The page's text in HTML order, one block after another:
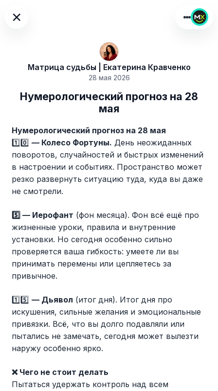
×
Матрица судьбы | Екатерина Кравченко
28 мая 2026
Нумерологический прогноз на 28
мая
Нумерологический прогноз на 28 мая
1️⃣0️⃣ — Колесо Фортуны. День неожиданных
поворотов, случайностей и быстрых изменений
в настроении и событиях. Пространство может
резко развернуть ситуацию туда, куда вы даже
не смотрели.
5️⃣ — Иерофант (фон месяца). Фон всё ещё про
жизненные уроки, правила и внутренние
установки. Но сегодня особенно сильно
проверяется ваша гибкость: умеете ли вы
принимать перемены или цепляетесь за
привычное.
1️⃣5️⃣ — Дьявол (итог дня). Итог дня про
искушения, сильные желания и эмоциональные
привязки. Всё, что вы долго подавляли или
пытались не замечать, сегодня может вылезти
наружу особенно ярко.
❌ Чего не стоит делать
Пытаться удержать контроль над всем